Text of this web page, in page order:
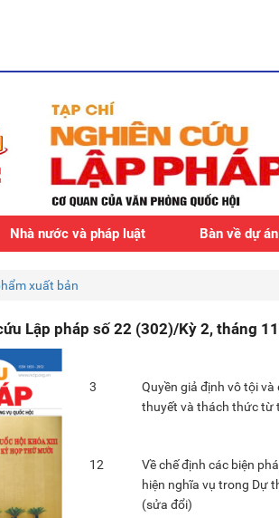
Nhà nước và pháp luật Bàn về dự
xuất bản
Lập pháp số 22 (302)/Kỳ 2, tháng
3
Quyền giả định vô tội và
thuyết và thách thức từ
12
Về chế định các biện
hiện nghĩa vụ trong Dự
(sửa đổi)